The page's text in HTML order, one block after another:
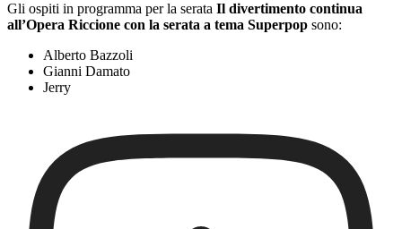
Gli ospiti in programma per la serata Il divertimento continua
all’Opera Riccione con la serata a tema Superpop sono:
Alberto Bazzoli
Gianni Damato
Jerry